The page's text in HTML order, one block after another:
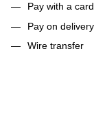
Pay with a
Pay on delivery
Wire transfer